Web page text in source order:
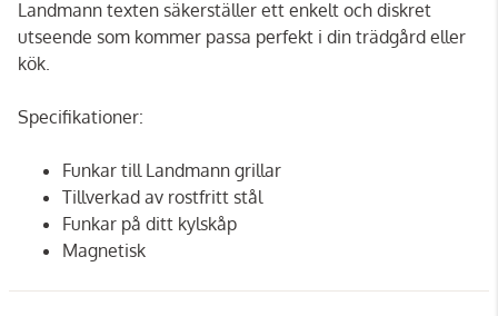
Landmann texten säkerställer ett enkelt och diskret
utseende som kommer passa perfekt i din trädgård eller
kök.
Specifikationer:
Funkar till Landmann grillar
Tillverkad av rostfritt stål
Funkar på ditt kylskåp
Magnetisk